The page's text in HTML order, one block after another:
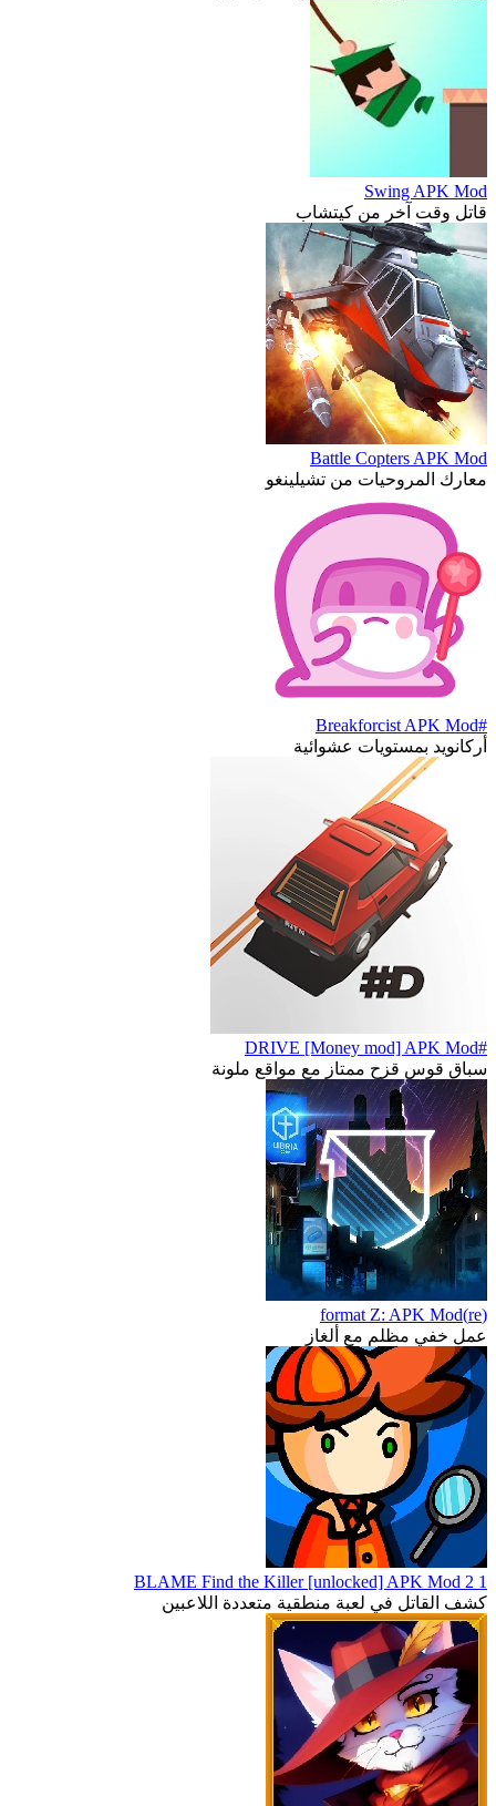
Swing APK Mod
قاتل وقت آخر من كيتشاب
Battle Copters APK Mod
معارك المروحيات من تشيلينغو
#Breakforcist APK Mod
أركانويد بمستويات عشوائية
#DRIVE [Money mod] APK Mod
سباق قوس قزح ممتاز مع مواقع ملونة
(re)format Z: APK Mod
عمل خفي مظلم مع ألغاز
1 2 BLAME Find the Killer [unlocked] APK Mod
كشف القاتل في لعبة منطقية متعددة اللاعبين